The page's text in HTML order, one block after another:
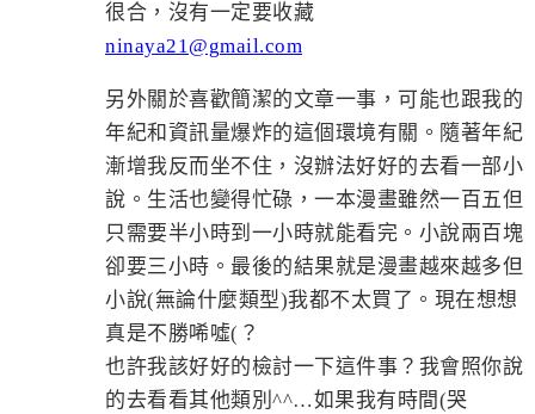
很合，沒有一定要收藏
ninaya21@gmail.com
另外關於喜歡簡潔的文章一事，可能也跟我的
年紀和資訊量爆炸的這個環境有關。隨著年紀
漸增我反而坐不住，沒辦法好好的去看一部小
說。生活也變得忙碌，一本漫畫雖然一百五但
只需要半小時到一小時就能看完。小說兩百塊
卻要三小時。最後的結果就是漫畫越來越多但
小說(無論什麼類型)我都不太買了。現在想想
真是不勝唏噓(？
也許我該好好的檢討一下這件事？我會照你說
的去看看其他類別^^…如果我有時間(哭